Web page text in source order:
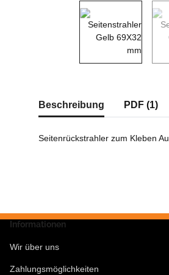
Beschreibung PDF (1)
Seitenrückstrahler zum Kleben
Informationen
Wir über uns
Zahlungsmöglichkeiten